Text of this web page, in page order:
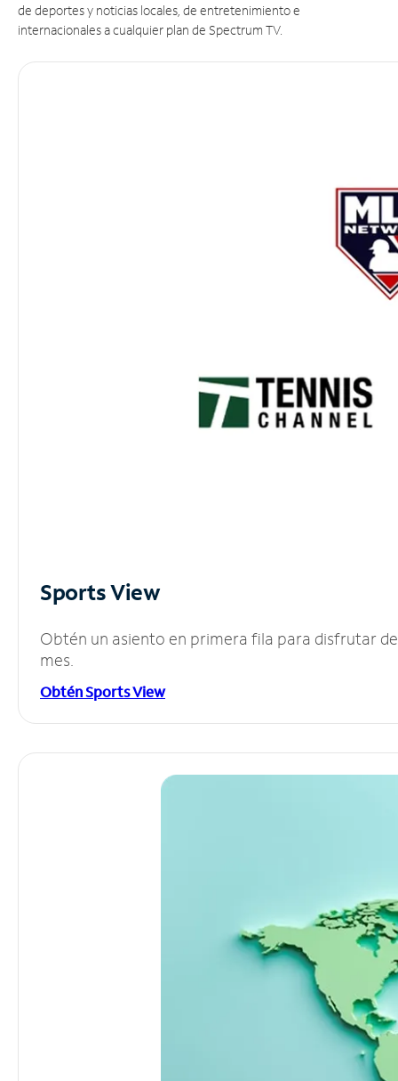
de deportes y noticias locales, de entretenimiento e
internacionales a cualquier plan de Spectrum TV.
Sports View
Obtén un asiento en primera fila para disfrutar
mes.
Obtén Sports View